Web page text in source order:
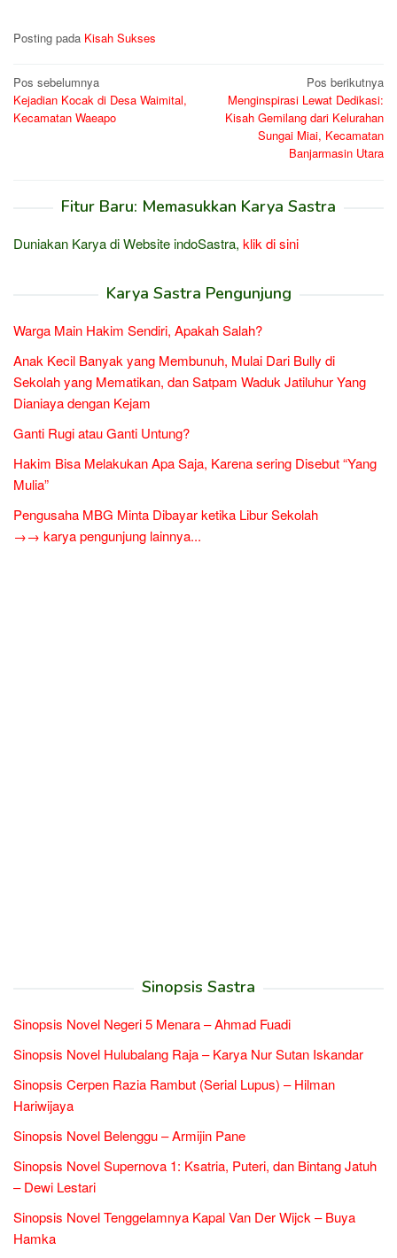
Posting pada Kisah Sukses
Navigasi
pos
Pos sebelumnya
Kejadian Kocak di Desa Waimital,
Kecamatan Waeapo
Pos berikutnya
Menginspirasi Lewat Dedikasi:
Kisah Gemilang dari Kelurahan
Sungai Miai, Kecamatan
Banjarmasin Utara
Fitur Baru: Memasukkan Karya Sastra
Duniakan Karya di Website indoSastra, klik di sini
Karya Sastra Pengunjung
Warga Main Hakim Sendiri, Apakah Salah?
Anak Kecil Banyak yang Membunuh, Mulai Dari Bully di
Sekolah yang Mematikan, dan Satpam Waduk Jatiluhur Yang
Dianiaya dengan Kejam
Ganti Rugi atau Ganti Untung?
Hakim Bisa Melakukan Apa Saja, Karena sering Disebut “Yang
Mulia”
Pengusaha MBG Minta Dibayar ketika Libur Sekolah
→→ karya pengunjung lainnya...
Sinopsis Sastra
Sinopsis Novel Negeri 5 Menara – Ahmad Fuadi
Sinopsis Novel Hulubalang Raja – Karya Nur Sutan Iskandar
Sinopsis Cerpen Razia Rambut (Serial Lupus) – Hilman
Hariwijaya
Sinopsis Novel Belenggu – Armijin Pane
Sinopsis Novel Supernova 1: Ksatria, Puteri, dan Bintang Jatuh
– Dewi Lestari
Sinopsis Novel Tenggelamnya Kapal Van Der Wijck – Buya
Hamka